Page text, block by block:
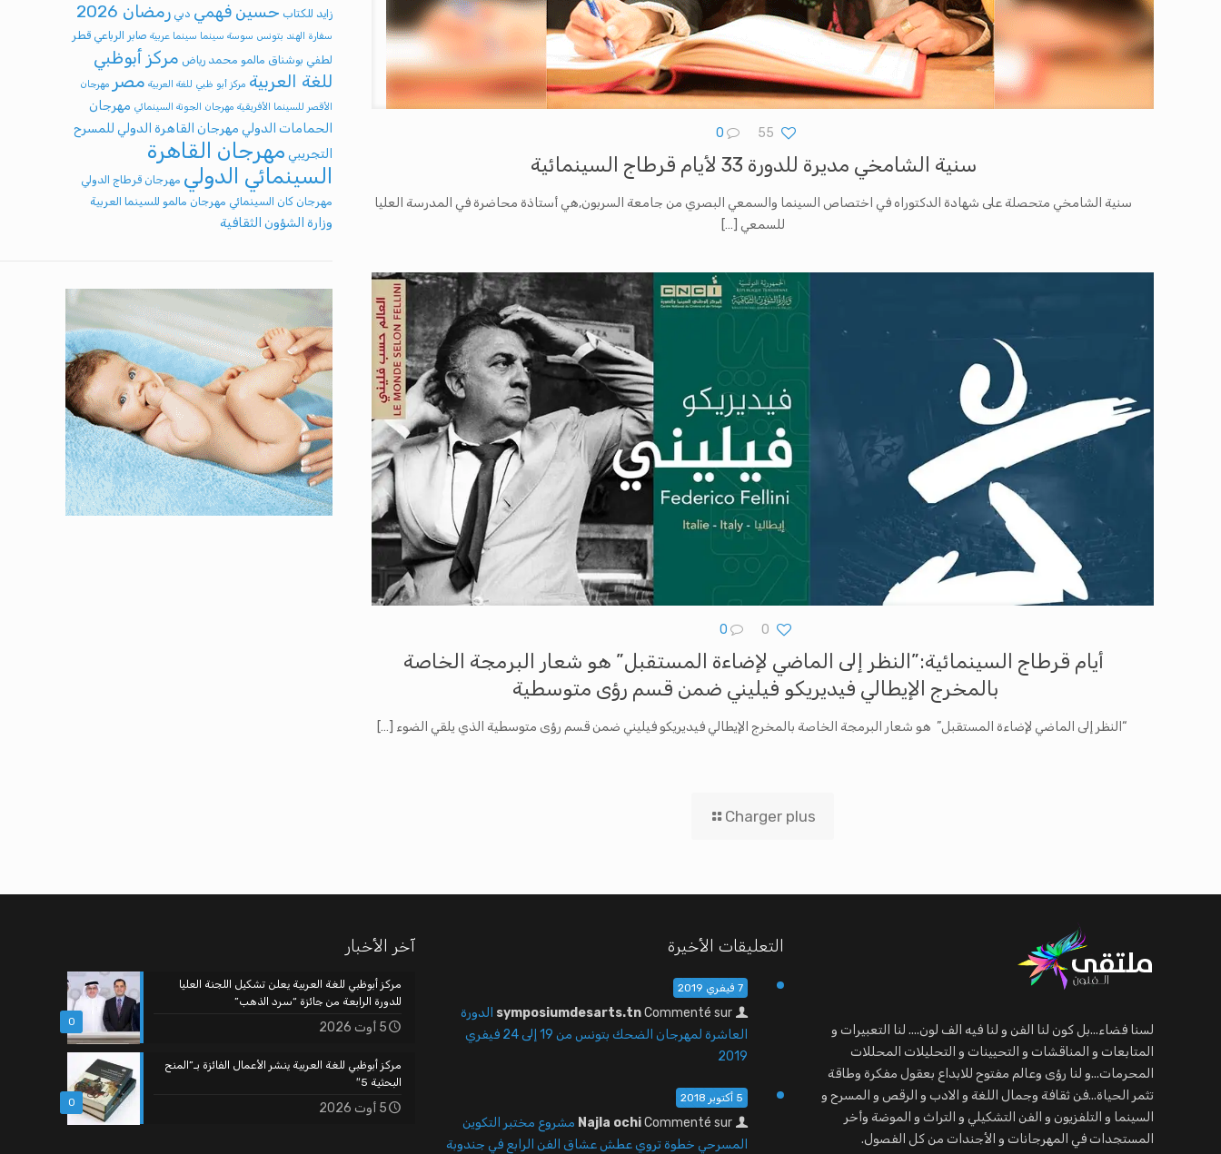
55
0
سنية الشامخي مديرة للدورة 33 لأيام قرطاج السينمائية‎‎
سنية الشامخي متحصلة على شهادة الدكتوراه في اختصاص السينما والسمعي البصري من جامعة السربون,هي أستاذة محاضرة في المدرسة العليا
للسمعي […]
0
0
أيام قرطاج السينمائية:”النظر إلى الماضي لإضاءة المستقبل” هو شعار البرمجة الخاصة
بالمخرج الإيطالي فيديريكو فيليني ضمن قسم رؤى متوسطية
“النظر إلى الماضي لإضاءة المستقبل” هو شعار البرمجة الخاصة بالمخرج الإيطالي فيديريكو فيليني ضمن قسم رؤى متوسطية الذي يلقي الضوء […]
Charger plus
زايد للكتاب حسين فهمي دبي رمضان 2026
سفارة الهند بتونس سوسة سينما سينما عربية صابر الرباعي قطر
لطفي بوشناق مالمو محمد رياض مركز أبوظبي
للغة العربية مركز أبو ظبي للغة العربية مصر مهرجان
الأقصر للسينما الأفريقية مهرجان الجونة السينمائي مهرجان
الحمامات الدولي مهرجان القاهرة الدولي للمسرح
التجريبي مهرجان القاهرة
السينمائي الدولي مهرجان قرطاج الدولي
مهرجان كان السينمائي مهرجان مالمو للسينما العربية
وزارة الشؤون الثقافية
لسنا فضاء...بل كون لنا الفن و لنا فيه الف لون.... لنا التعبيرات و
المتابعات و المناقشات و التحيينات و التحليلات المحللات
المحرمات...و لنا رؤى وعالم مفتوح للابداع بعقول مفكرة وطاقة
تثمر الحياة...فن ثقافة وجمال اللغة و الادب و الرقص و المسرح و
السينما و التلفزيون و الفن التشكيلي و التراث و الموضة وأخر
المستجدات في المهرجانات و الأجندات من كل الفصول.
التعليقات الأخيرة
7 فيفري 2019
symposiumdesarts.tnCommenté sur
الدورة
العاشرة لمهرجان الضحك بتونس من 19 إلى 24 فيفري
2019
5 أكتوبر 2018
Najla ochiCommenté sur
مشروع مختبر التكوين
المسرحي خطوة تروي عطش عشاق الفن الرابع في جندوبة
آخر الأخبار
0
مركز أبوظبي للغة العربية يعلن تشكيل اللجنة العليا
للدورة الرابعة من جائزة “سرد الذهب”
5 أوت 2026
0
مركز أبوظبي للغة العربية ينشر الأعمال الفائزة بـ”المنح
البحثية 5″
5 أوت 2026